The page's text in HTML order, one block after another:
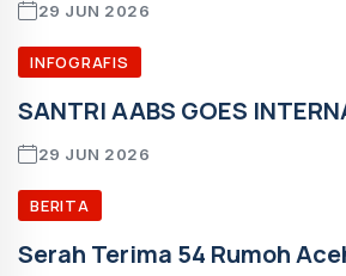
29 JUN 2026
INFOGRAFIS
SANTRI AABS GOES
29 JUN 2026
BERITA
Serah Terima 54 Rumoh